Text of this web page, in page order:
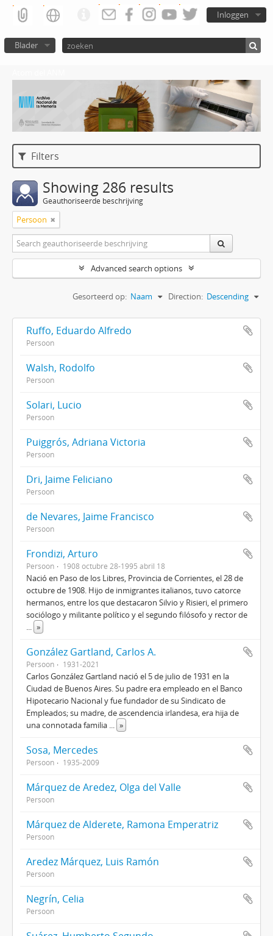
Inloggen
Blader
Filters
Showing 286 results
Geauthoriseerde beschrijving
Persoon
Advanced search options
Gesorteerd op: Naam Direction: Descending
Ruffo, Eduardo Alfredo
Persoon
Walsh, Rodolfo
Persoon
Solari, Lucio
Persoon
Puiggrós, Adriana Victoria
Persoon
Dri, Jaime Feliciano
Persoon
de Nevares, Jaime Francisco
Persoon
Frondizi, Arturo
Persoon 1908 octubre 28-1995 abril 18
Nació en Paso de los Libres, Provincia de Corrientes, el 28 de
octubre de 1908. Hijo de inmigrantes italianos, tuvo catorce
hermanos, entre los que destacaron Silvio y Risieri, el primero
sociólogo y militante político y el segundo filósofo y rector de
... »
González Gartland, Carlos A.
Persoon 1931-2021
Carlos González Gartland nació el 5 de julio de 1931 en la
Ciudad de Buenos Aires. Su padre era empleado en el Banco
Hipotecario Nacional y fue fundador de su Sindicato de
Empleados; su madre, de ascendencia irlandesa, era hija de
una connotada familia ... »
Sosa, Mercedes
Persoon 1935-2009
Márquez de Aredez, Olga del Valle
Persoon
Márquez de Alderete, Ramona Emperatriz
Persoon
Aredez Márquez, Luis Ramón
Persoon
Negrín, Celia
Persoon